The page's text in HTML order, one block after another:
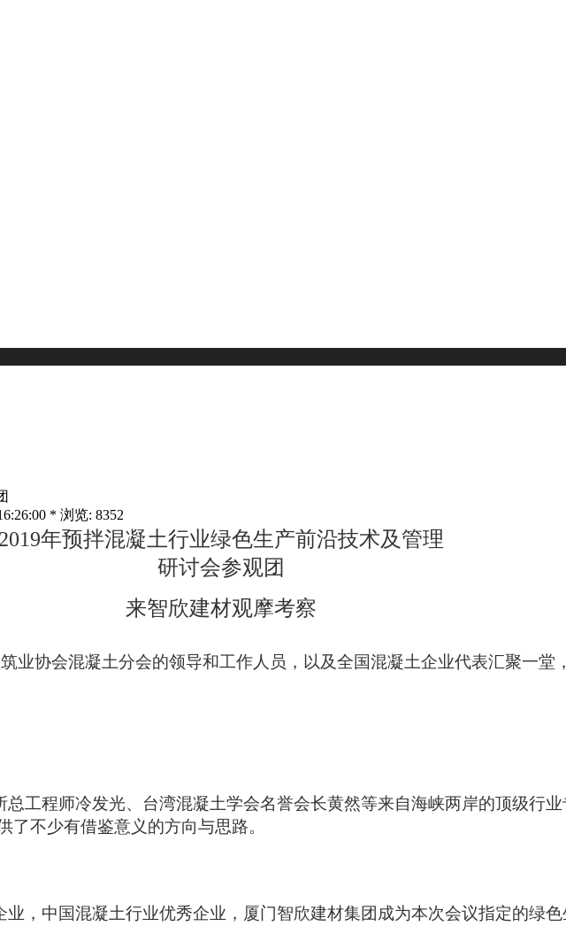
* 浏览: 8352
2019年预拌混凝土行业绿色生产前沿技术及管理
研讨会参观团
来智欣建材观摩考察
业协会混凝土分会的领导和工作人员，以及全国混凝土企业代表汇聚一堂
工程师冷发光、台湾混凝土学会名誉会长黄然等来自海峡两岸的顶级行
不少有借鉴意义的方向与思路。
，中国混凝土行业优秀企业，厦门智欣建材集团成为本次会议指定的绿色